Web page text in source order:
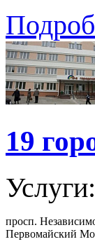
19
Услуги:
просп.
Первомайский